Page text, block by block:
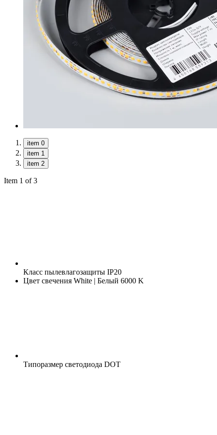
item 0
item 1
item 2
Item 1 of 3
Класс пылевлагозащиты IP20
Цвет свечения White | Белый 6000 K
Типоразмер светодиода DOT